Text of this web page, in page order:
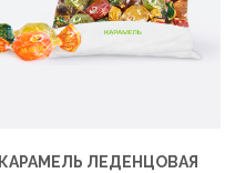
КАРАМЕЛЬ ЛЕДЕНЦОВАЯ